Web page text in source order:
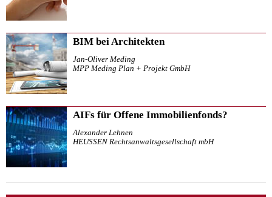
BIM bei Architekten
Jan-Oliver Meding
MPP Meding Plan + Projekt GmbH
AIFs für Offene Immobilienfonds?
Alexander Lehnen
HEUSSEN Rechtsanwaltsgesellschaft mbH